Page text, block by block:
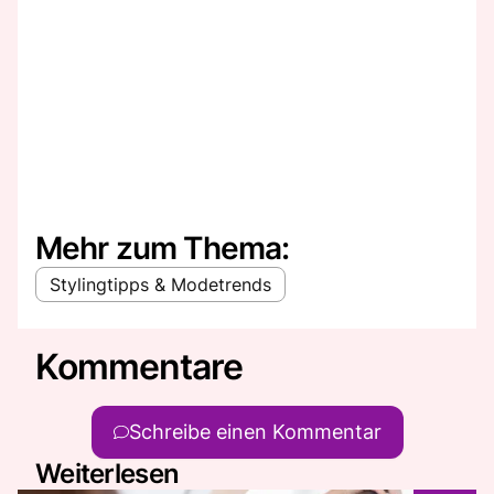
Mehr zum Thema:
Stylingtipps & Modetrends
Kommentare
Schreibe einen Kommentar
Weiterlesen